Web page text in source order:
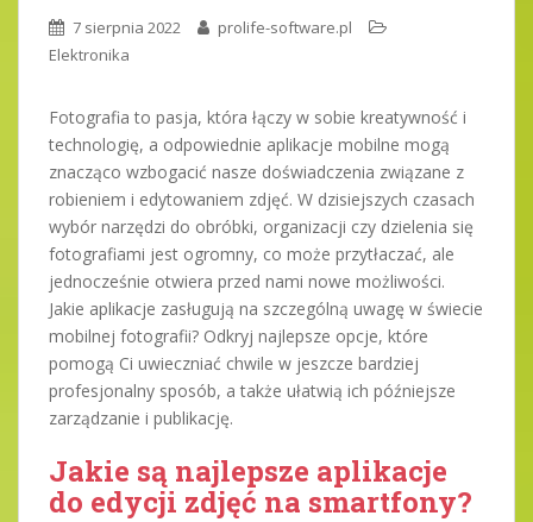
7 sierpnia 2022
prolife-software.pl
Elektronika
Fotografia to pasja, która łączy w sobie kreatywność i
technologię, a odpowiednie aplikacje mobilne mogą
znacząco wzbogacić nasze doświadczenia związane z
robieniem i edytowaniem zdjęć. W dzisiejszych czasach
wybór narzędzi do obróbki, organizacji czy dzielenia się
fotografiami jest ogromny, co może przytłaczać, ale
jednocześnie otwiera przed nami nowe możliwości.
Jakie aplikacje zasługują na szczególną uwagę w świecie
mobilnej fotografii? Odkryj najlepsze opcje, które
pomogą Ci uwieczniać chwile w jeszcze bardziej
profesjonalny sposób, a także ułatwią ich późniejsze
zarządzanie i publikację.
Jakie są najlepsze aplikacje
do edycji zdjęć na smartfony?